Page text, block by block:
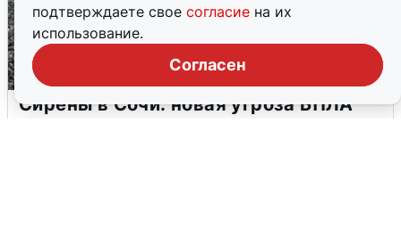
подтверждаете свое согласие на их
использование.
Согласен
Сирены в Сочи: новая угроза БПЛА